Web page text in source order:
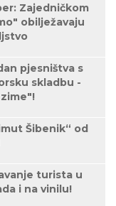
Zajedničkom
obilježavaju
pjesništva s
skladbu -
Šibenik“ od
turista u
i na vinilu!